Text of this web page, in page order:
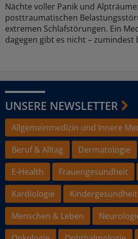
Nächte voller Panik und
posttraumatischen
extremen Schlafstörungen. Ein
dagegen gibt es nicht – zumindest
UNSERE NEWSLETTER
Allgemeinmedizin und Innere
Beruf & Alltag
Dermatologie
E-Health
Frauengesundheit
Kardiologie
Kindergesundheit
Menschen & Leben